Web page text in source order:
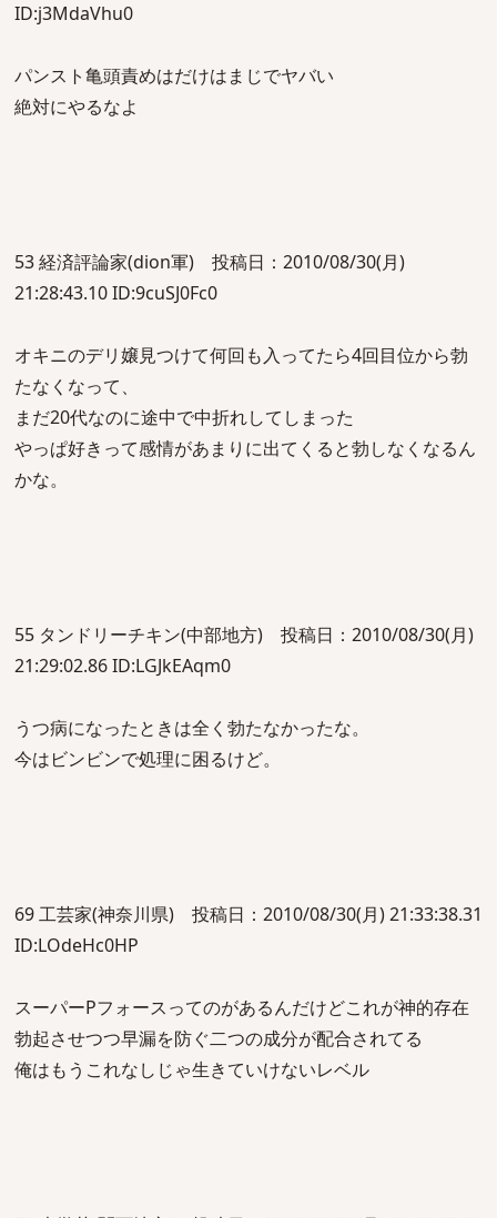
ID:j3MdaVhu0
パンスト亀頭責めはだけはまじでヤバい
絶対にやるなよ
53 経済評論家(dion軍) 投稿日：2010/08/30(月)
21:28:43.10 ID:9cuSJ0Fc0
オキニのデリ嬢見つけて何回も入ってたら4回目位から勃
たなくなって、
まだ20代なのに途中で中折れしてしまった
やっぱ好きって感情があまりに出てくると勃しなくなるん
かな。
55 タンドリーチキン(中部地方) 投稿日：2010/08/30(月)
21:29:02.86 ID:LGJkEAqm0
うつ病になったときは全く勃たなかったな。
今はビンビンで処理に困るけど。
69 工芸家(神奈川県) 投稿日：2010/08/30(月) 21:33:38.31
ID:LOdeHc0HP
スーパーPフォースってのがあるんだけどこれが神的存在
勃起させつつ早漏を防ぐ二つの成分が配合されてる
俺はもうこれなしじゃ生きていけないレベル